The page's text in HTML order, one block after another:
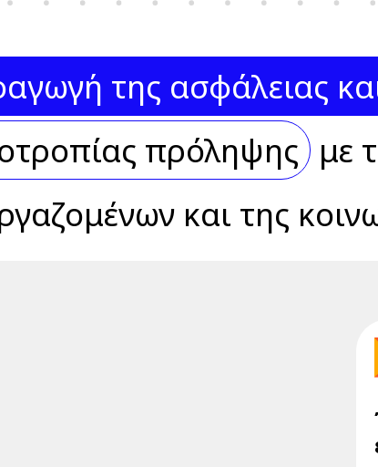
της ασφάλειας
πρόληψης με
και της